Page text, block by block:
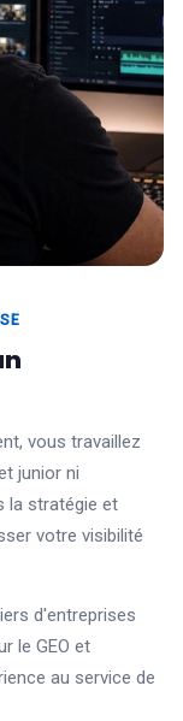
vous travaillez
junior ni
la stratégie et
votre visibilité
d'entreprises
le GEO et
au service de